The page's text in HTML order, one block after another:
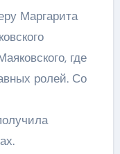
Маргарита
где
ролей. Со